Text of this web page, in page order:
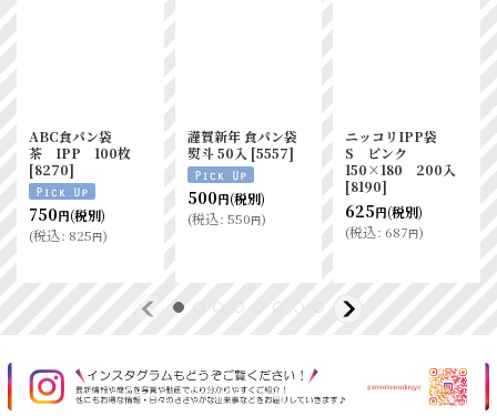
ABC食パン袋
茶 IPP 100枚
[8270]
750円(税別)
(税込: 825円)
謹賀新年 食パン袋
熨斗 50入 [5557]
500円(税別)
(税込: 550円)
ニッコリIPP袋
S ピンク
150×180 200入
[8190]
625円(税別)
(税込: 687円)